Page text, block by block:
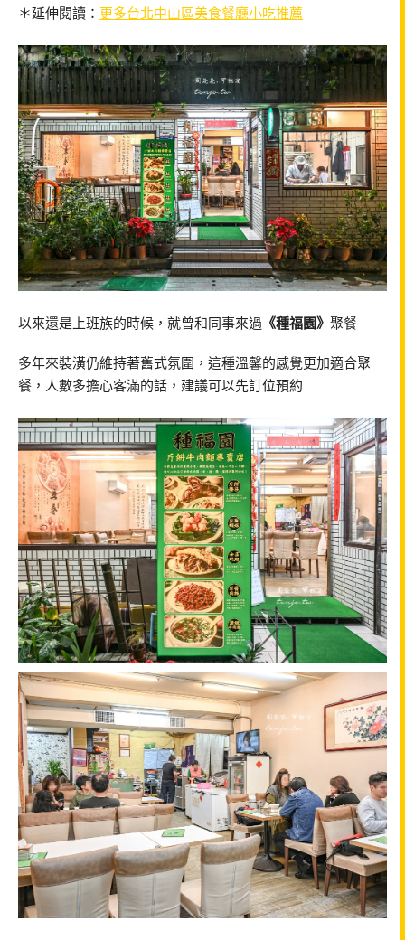
＊延伸閱讀： 更多台北中山區美食餐廳小吃推薦
以來還是上班族的時候，就曾和同事來過 《種福園》 聚餐
多年來裝潢仍維持著舊式氛圍，這種溫馨的感覺更加適合聚
餐，人數多擔心客滿的話，建議可以先訂位預約